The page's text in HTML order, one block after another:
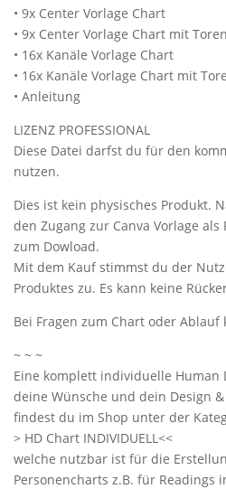
• 9x Center Vorlage Chart
• 9x Center Vorlage Chart mit
• 16x Kanäle Vorlage Chart
• 16x Kanäle Vorlage Chart mit
• Anleitung
LIZENZ PROFESSIONAL
Diese Datei darfst du für den
nutzen.
Dies ist kein physisches Produkt.
den Zugang zur Canva Vorlage als
zum Dowload.
Mit dem Kauf stimmst du der
Produktes zu. Es kann keine
Bei Fragen zum Chart oder
~ ~ ~
Eine komplett individuelle Human
deine Wünsche und dein Design
findest du im Shop unter der
> HD Chart INDIVIDUELL<<
welche nutzbar ist für die
Personencharts z.B. für Readings